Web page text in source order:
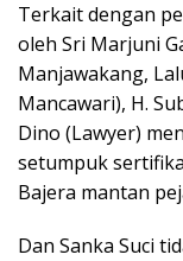
Terkait dengan
oleh Sri Marjuni
Manjawakang,
Mancawari), H.
Dino (Lawyer)
setumpuk
Bajera mantan
Dan Sanka Suci